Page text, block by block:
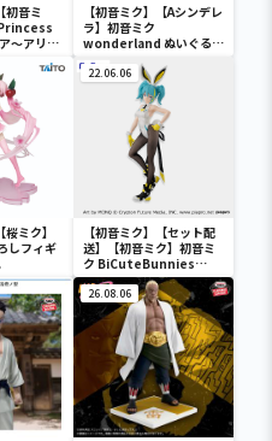
初音ミ
～アリス
【初音ミク】【Aシンデレ
ラ】初音ミク
wonderland ぬいぐるみ
vol.4
桜ミク】
しフィギ
22.06.06
【初音ミク】【セット配
送】【初音ミク】初音ミ
ク BiCuteBunnies
Figure－ストリートver.
－
26.08.06